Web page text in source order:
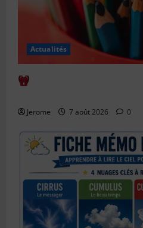
Actualités
Jerome 7 août 2026 0